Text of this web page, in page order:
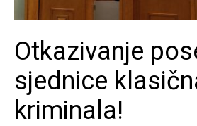
Otkazivanje
sjednice
kriminala!